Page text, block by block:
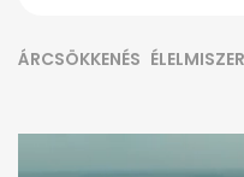
ÁRCSÖKKENÉS ÉLELMISZER